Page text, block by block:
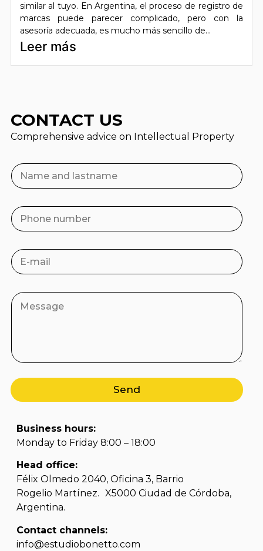
similar al tuyo. En Argentina, el proceso de registro de
marcas puede parecer complicado, pero con la
asesoría adecuada, es mucho más sencillo de...
Leer más
CONTACT US
Comprehensive advice on Intellectual Property
Business hours:
Monday to Friday 8:00 – 18:00
Head office:
Félix Olmedo 2040, Oficina 3, Barrio
Rogelio Martínez. X5000 Ciudad de Córdoba,
Argentina.
Contact channels:
info@estudiobonetto.com
Send